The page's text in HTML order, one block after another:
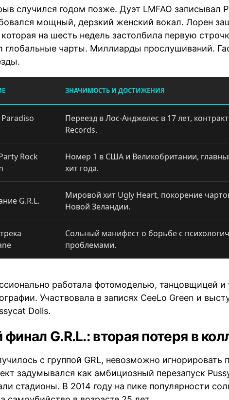
случился годом позже. Дуэт LMFAO записывал
мощный, дерзкий женский вокал. Лорен
на шесть недель застолбила первую
глобальные чарты. Миллиарды прослушиваний.
ЗНАЧИМОСТЬ И ДОСТИЖЕНИЯ
Paradiso
Переезд в Лос-Анджелес в 17 лет,
Records.
Rock
Номер 1 в США и Великобритании,
хит года.
G.R.L.
Мировой хит Ugly Heart, покорение
Новой Зеландии.
Сольный манифест о борьбе с
проблемами.
работала фотомоделью, танцовщицей и
Участвовала в записях CeeLo Green и
Dolls.
G.R.L.: вторая потеря в
с группой GRL, невозможно игнорировать
задумывался как амбициозный перезапуск
стадионы. В 2014 году на пике популярности